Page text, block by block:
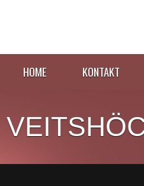
HOME KONTAKT